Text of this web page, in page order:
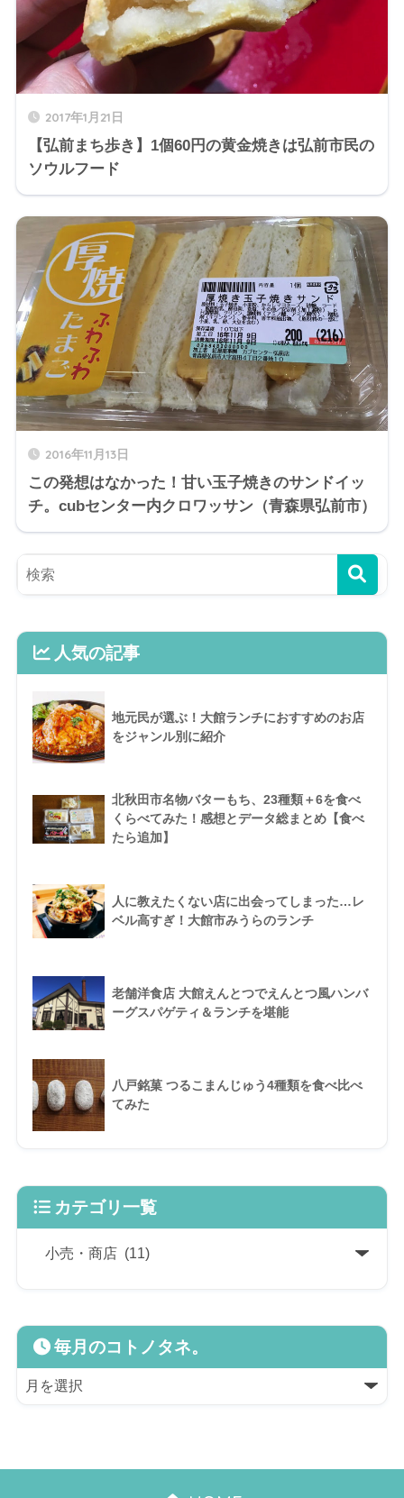
2017年1月21日
【弘前まち歩き】1個60円の黄金焼きは弘前市民の
ソウルフード
2016年11月13日
この発想はなかった！甘い玉子焼きのサンドイッ
チ。cubセンター内クロワッサン（青森県弘前市）
人気の記事
地元民が選ぶ！大館ランチにおすすめのお店
をジャンル別に紹介
北秋田市名物バターもち、23種類＋6を食べ
くらべてみた！感想とデータ総まとめ【食べ
たら追加】
人に教えたくない店に出会ってしまった…レ
ベル高すぎ！大館市みうらのランチ
老舗洋食店 大館えんとつでえんとつ風ハンバ
ーグスパゲティ＆ランチを堪能
八戸銘菓 つるこまんじゅう4種類を食べ比べ
てみた
カテゴリ一覧
毎月のコトノタネ。